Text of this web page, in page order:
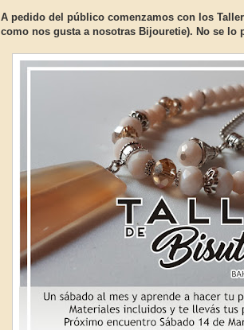
A pedido del público comenzamos con los
como nos gusta a nosotras Bijouretie). No se lo